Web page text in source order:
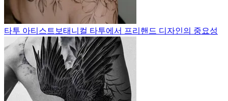
타투 아티스트 보태니컬 타투에서 프리핸드 디자인의 중요성